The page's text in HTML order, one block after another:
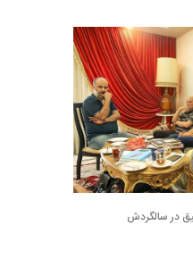
در سالگردش